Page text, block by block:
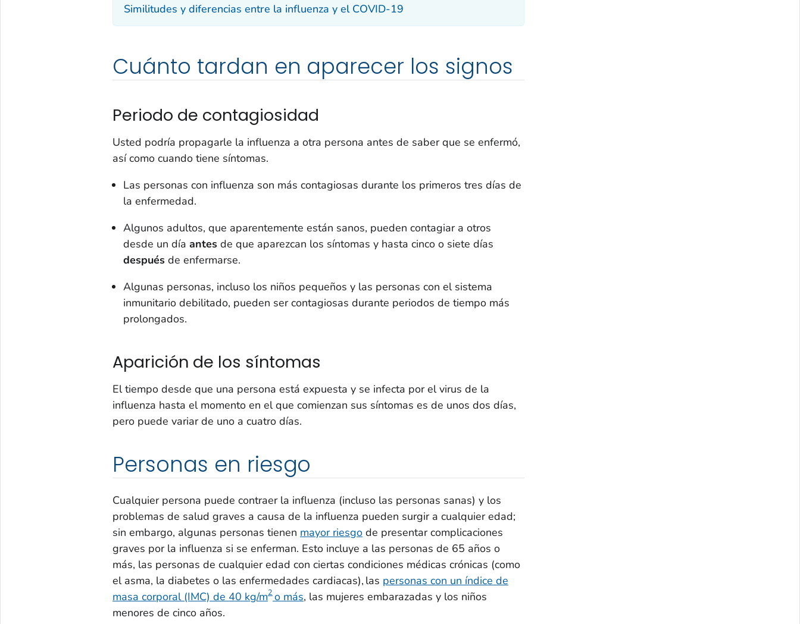
Similitudes y diferencias entre la influenza y el COVID-19
Cuánto tardan en aparecer los signos
Periodo de contagiosidad
Usted podría propagarle la influenza a otra persona antes de saber que se enfermó,
así como cuando tiene síntomas.
Las personas con influenza son más contagiosas durante los primeros tres días de
la enfermedad.
Algunos adultos, que aparentemente están sanos, pueden contagiar a otros
desde un día antesde que aparezcan los síntomas y hasta cinco o siete días
despuésde enfermarse.
Algunas personas, incluso los niños pequeños y las personas con el sistema
inmunitario debilitado, pueden ser contagiosas durante periodos de tiempo más
prolongados.
Aparición de los síntomas
El tiempo desde que una persona está expuesta y se infecta por el virus de la
influenza hasta el momento en el que comienzan sus síntomas es de unos dos días,
pero puede variar de uno a cuatro días.
Personas en riesgo
Cualquier persona puede contraer la influenza (incluso las personas sanas) y los
problemas de salud graves a causa de la influenza pueden surgir a cualquier edad;
sin embargo, algunas personas tienen mayor riesgode presentar complicaciones
graves por la influenza si se enferman. Esto incluye a las personas de 65 años o
más, las personas de cualquier edad con ciertas condiciones médicas crónicas (como
el asma, la diabetes o las enfermedades cardiacas), las personas con un índice de
masa corporal (IMC) de 40 kg/m2o más, las mujeres embarazadas y los niños
menores de cinco años.